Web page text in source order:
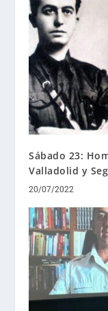
Sábado 23:
Valladolid y
20/07/2022